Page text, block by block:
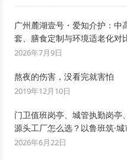
广州麓湖壹号・爱知介护：
套、膳食定制与环境适老化对
2026年7月9日
熬夜的伤害，没看完就害怕
2019年12月10日
门卫值班岗亭、城管执勤岗亭
源头工厂怎么选？以鲁班筑·
2026年6月22日